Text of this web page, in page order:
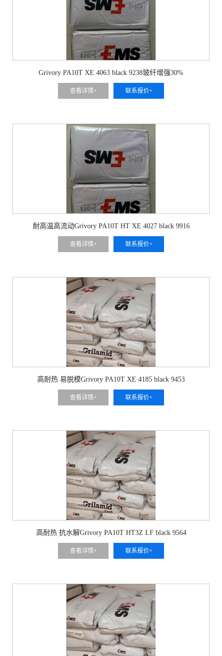
Grivory PA10T XE 4063 black 9238玻纤增强30%
查看详情+ 联系报价+
耐高温高流动Grivory PA10T HT XE 4027 black 9916
查看详情+ 联系报价+
高耐热 易脱模Grivory PA10T XE 4185 black 9453
查看详情+ 联系报价+
高耐热 抗水解Grivory PA10T HT3Z LF black 9564
查看详情+ 联系报价+